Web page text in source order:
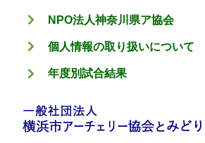
NPO法人神奈川県ア協会
個人情報の取り扱いについて
年度別試合結果